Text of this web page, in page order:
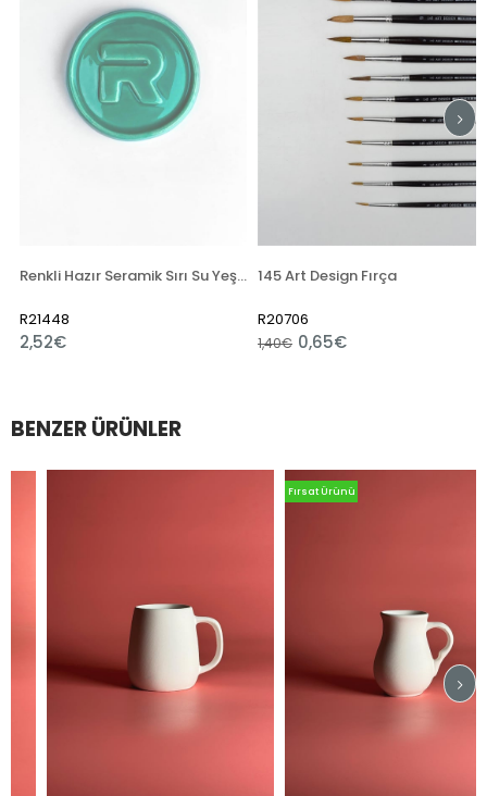
Renkli Hazır Seramik Sırı Su Yeşili 6135 (1050 °C)
R21448
2,52€
145 Art Design Fırça
R20706
0,65€
1,40€
BENZER ÜRÜNLER
Fırsat Ürünü